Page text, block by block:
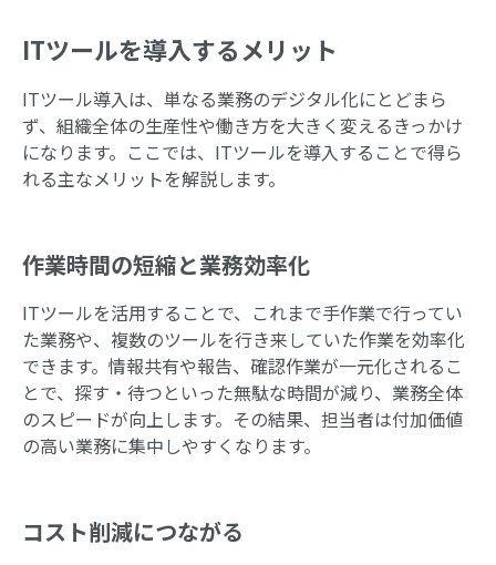
ITツールを導入するメリット
ITツール導入は、単なる業務のデジタル化にとどまら
ず、組織全体の生産性や働き方を大きく変えるきっかけ
になります。ここでは、ITツールを導入することで得ら
れる主なメリットを解説します。
作業時間の短縮と業務効率化
ITツールを活用することで、これまで手作業で行ってい
た業務や、複数のツールを行き来していた作業を効率化
できます。情報共有や報告、確認作業が一元化されるこ
とで、探す・待つといった無駄な時間が減り、業務全体
のスピードが向上します。その結果、担当者は付加価値
の高い業務に集中しやすくなります。
コスト削減につながる